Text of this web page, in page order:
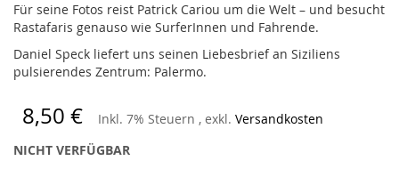
Für seine Fotos reist Patrick Cariou um die Welt – und besucht
Rastafaris genauso wie SurferInnen und Fahrende.
Daniel Speck liefert uns seinen Liebesbrief an Siziliens
pulsierendes Zentrum: Palermo.
8,50 € Inkl. 7% Steuern , exkl. Versandkosten
NICHT VERFÜGBAR